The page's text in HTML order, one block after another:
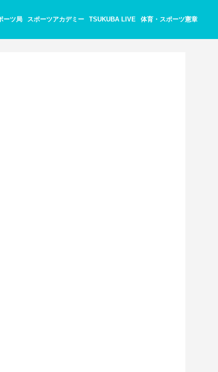
ーツ局 スポーツアカデミー TSUKUBA LIVE 体育・スポーツ憲章